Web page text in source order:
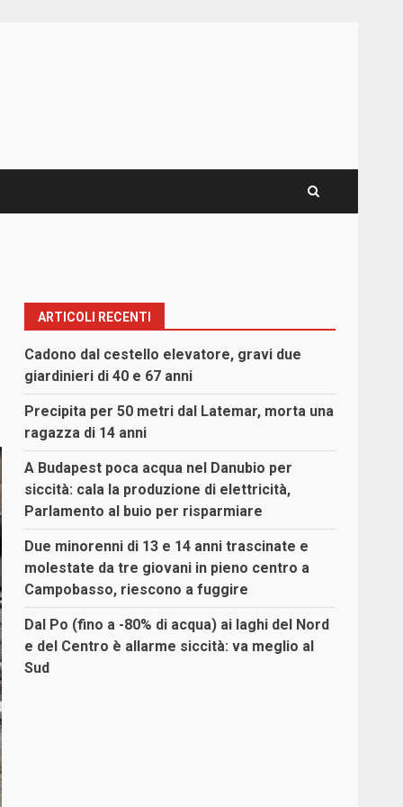
ARTICOLI RECENTI
Cadono dal cestello elevatore, gravi due
giardinieri di 40 e 67 anni
Precipita per 50 metri dal Latemar, morta una
ragazza di 14 anni
A Budapest poca acqua nel Danubio per
siccità: cala la produzione di elettricità,
Parlamento al buio per risparmiare
Due minorenni di 13 e 14 anni trascinate e
molestate da tre giovani in pieno centro a
Campobasso, riescono a fuggire
Dal Po (fino a -80% di acqua) ai laghi del Nord
e del Centro è allarme siccità: va meglio al
Sud